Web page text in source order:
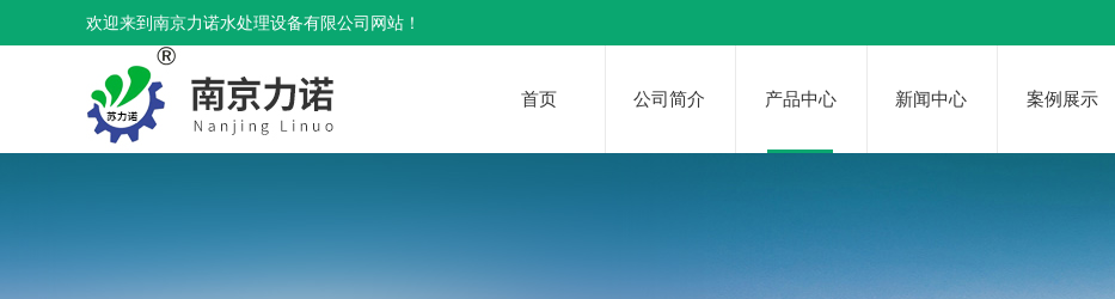
欢迎来到南京力诺水处理设备有限公司网站！
首页 公司简介 产品中心 新闻中心 案例展示